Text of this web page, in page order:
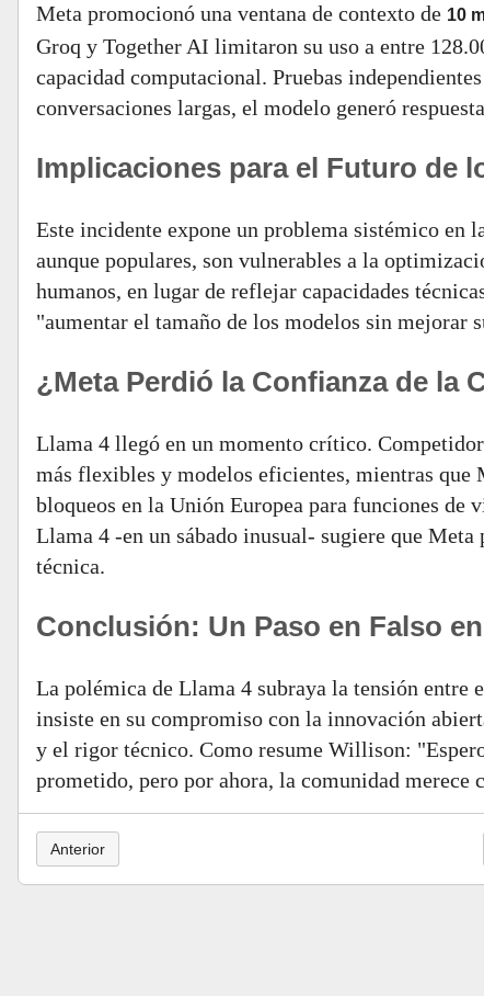
Meta promocionó una ventana de contexto de 10
Groq y Together AI limitaron su uso a entre
capacidad computacional. Pruebas
conversaciones largas, el modelo generó
Implicaciones para el Futuro de
Este incidente expone un problema sistémico en
aunque populares, son vulnerables a la
humanos, en lugar de reflejar capacidades
"aumentar el tamaño de los modelos sin mejorar
¿Meta Perdió la Confianza de la
Llama 4 llegó en un momento crítico.
más flexibles y modelos eficientes, mientras
bloqueos en la Unión Europea para funciones
Llama 4 -en un sábado inusual- sugiere que
técnica.
Conclusión: Un Paso en Falso
La polémica de Llama 4 subraya la tensión
insiste en su compromiso con la innovación
y el rigor técnico. Como resume Willison:
prometido, pero por ahora, la comunidad merece
Anterior